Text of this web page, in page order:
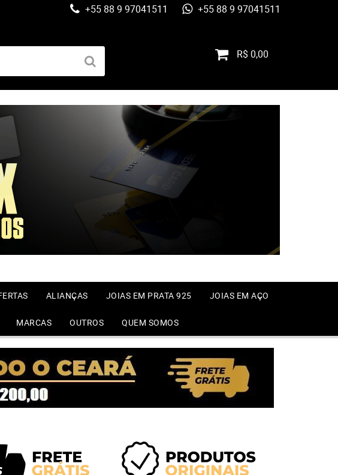
+55 88 9 97041511 +55 88 9 97041511
R$ 0,00
ALIANÇAS JOIAS EM PRATA 925 JOIAS EM AÇO
MARCAS OUTROS QUEM SOMOS